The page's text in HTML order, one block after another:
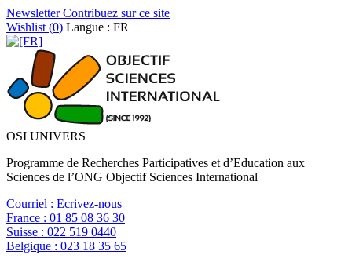
NewsletterContribuez sur ce site
Wishlist (0) Langue : FR
OSI UNIVERS
Programme de Recherches Participatives et d’Education aux
Sciences de l’ONG Objectif Sciences International
Courriel : Ecrivez-nous
France : 01 85 08 36 30
Suisse : 022 519 0440
Belgique : 023 18 35 65